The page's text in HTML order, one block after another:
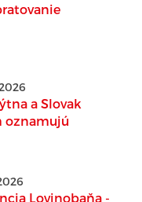
a Slovak
oznamujú
Lovinobaňa -